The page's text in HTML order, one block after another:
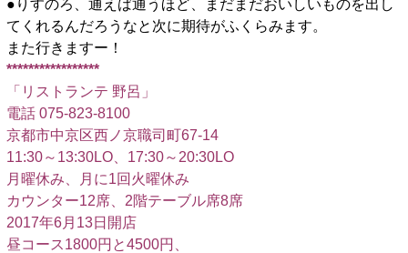
●りすのろ、通えば通うほど、まだまだおいしいものを出し
てくれるんだろうなと次に期待がふくらみます。
また行きますー！
*****************
「リストランテ 野呂」
電話 075-823-8100
京都市中京区西ノ京職司町67-14
11:30～13:30LO、17:30～20:30LO
月曜休み、月に1回火曜休み
カウンター12席、2階テーブル席8席
2017年6月13日開店
昼コース1800円と4500円、